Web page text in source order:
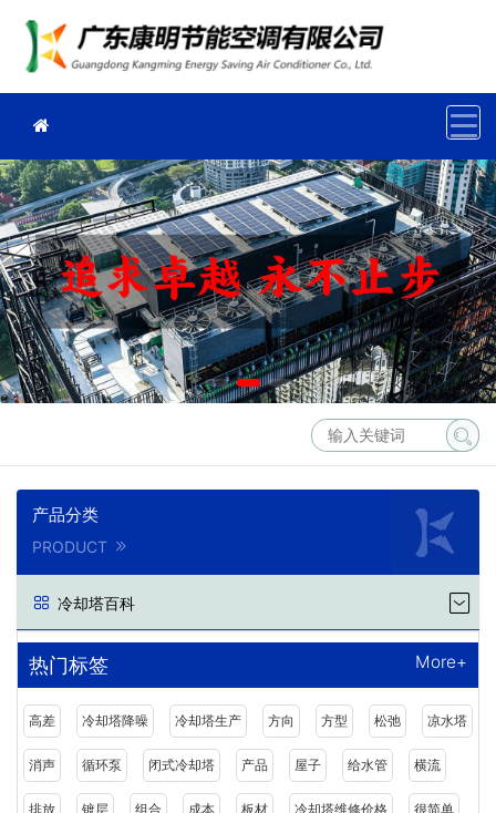
产品分类
PRODUCT
冷却塔百科
热门标签 More+
高差 冷却塔降噪 冷却塔生产 方向 方型 松弛 凉水塔
消声 循环泵 闭式冷却塔 产品 屋子 给水管 横流
排放 镀层 组合 成本 板材 冷却塔维修价格 很简单